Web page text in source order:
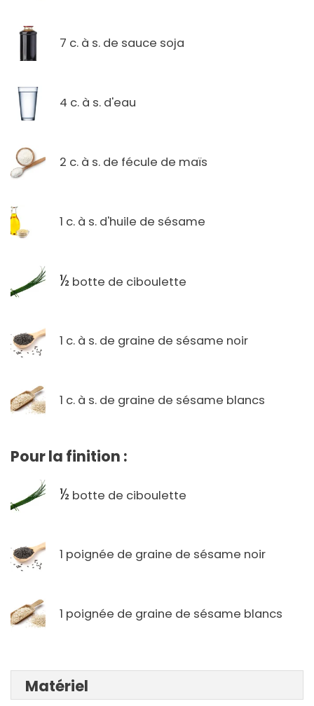
7 c. à s. de sauce soja
4 c. à s. d'eau
2 c. à s. de fécule de maïs
1 c. à s. d'huile de sésame
½ botte de ciboulette
1 c. à s. de graine de sésame noir
1 c. à s. de graine de sésame blancs
Pour la finition :
½ botte de ciboulette
1 poignée de graine de sésame noir
1 poignée de graine de sésame blancs
Matériel